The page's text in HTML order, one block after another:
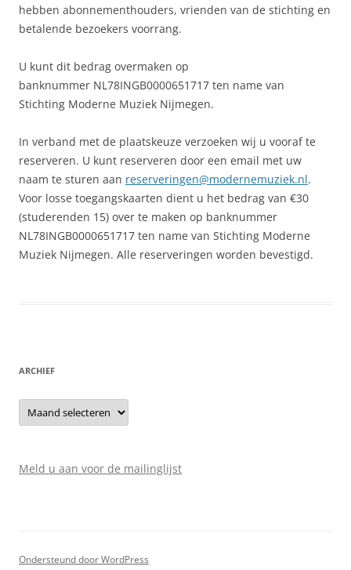
hebben abonnementhouders, vrienden van de stichting en
betalende bezoekers voorrang.
U kunt dit bedrag overmaken op
banknummer NL78INGB0000651717 ten name van
Stichting Moderne Muziek Nijmegen.
In verband met de plaatskeuze verzoeken wij u vooraf te
reserveren. U kunt reserveren door een email met uw
naam te sturen aan reserveringen@modernemuziek.nl.
Voor losse toegangskaarten dient u het bedrag van €30
(studerenden 15) over te maken op banknummer
NL78INGB0000651717 ten name van Stichting Moderne
Muziek Nijmegen. Alle reserveringen worden bevestigd.
ARCHIEF
Archief
Meld u aan voor de mailinglijst
Ondersteund door WordPress